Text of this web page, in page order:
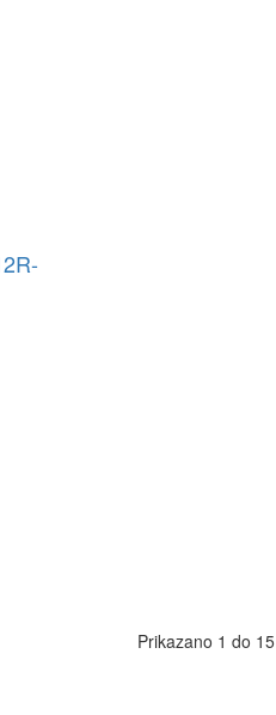
Prikazano 1 do